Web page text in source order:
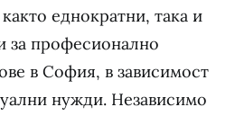
еднократни, така и
за професионално
в София, в зависимост
нужди. Независимо